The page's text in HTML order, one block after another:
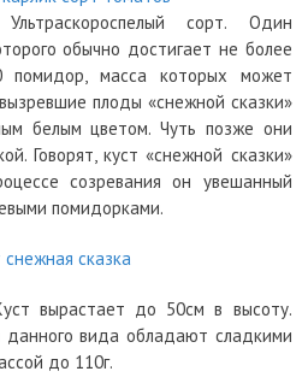
сорт. Один
обычно достигает не более
масса которых может
плоды «снежной сказки»
белым цветом. Чуть позже они
Говорят, куст «снежной сказки»
созревания он увешанный
помидорками.
вырастает до 50см в высоту.
данного вида обладают сладкими
до 110г.